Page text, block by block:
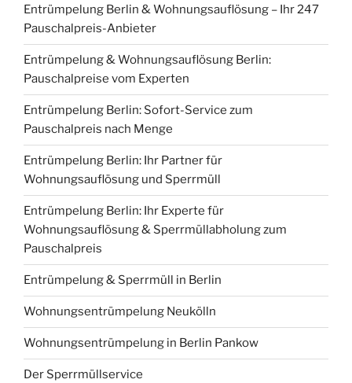
Entrümpelung Berlin & Wohnungsauflösung – Ihr 247
Pauschalpreis-Anbieter
Entrümpelung & Wohnungsauflösung Berlin:
Pauschalpreise vom Experten
Entrümpelung Berlin: Sofort-Service zum
Pauschalpreis nach Menge
Entrümpelung Berlin: Ihr Partner für
Wohnungsauflösung und Sperrmüll
Entrümpelung Berlin: Ihr Experte für
Wohnungsauflösung & Sperrmüllabholung zum
Pauschalpreis
Entrümpelung & Sperrmüll in Berlin
Wohnungsentrümpelung Neukölln
Wohnungsentrümpelung in Berlin Pankow
Der Sperrmüllservice